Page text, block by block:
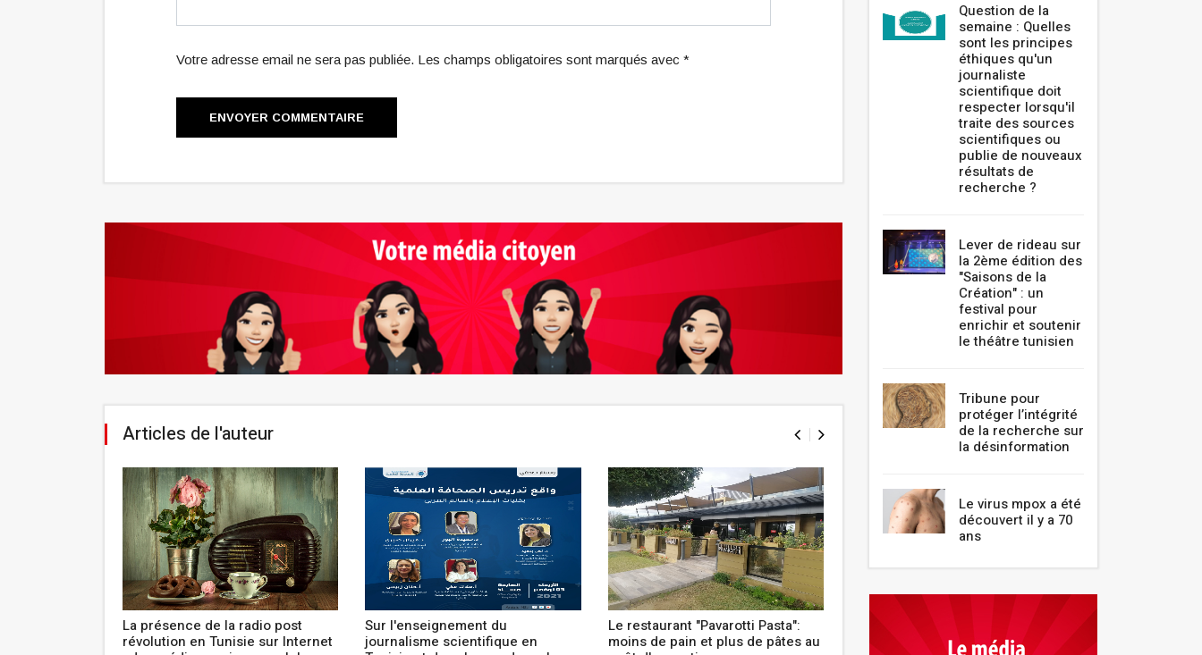
Votre adresse email ne sera pas publiée. Les champs obligatoires sont marqués avec *
ENVOYER COMMENTAIRE
Articles de l'auteur
La présence de la radio post
révolution en Tunisie sur Internet
Sur l'enseignement du
journalisme scientifique en
Le restaurant "Pavarotti Pasta":
moins de pain et plus de pâtes au
Est-ce que le passeport vaccinal
est obligatoire en Tunisie?
Belvédère, et
Question de la
semaine : Quelles
sont les principes
éthiques qu'un
journaliste
scientifique doit
respecter lorsqu'il
traite des sources
scientifiques ou
publie de nouveaux
résultats de
recherche ?
Lever de rideau sur
la 2ème édition des
"Saisons de la
Création" : un
festival pour
enrichir et soutenir
le théâtre tunisien
Tribune pour
protéger l’intégrité
de la recherche sur
la désinformation
Le virus mpox a été
découvert il y a 70
ans